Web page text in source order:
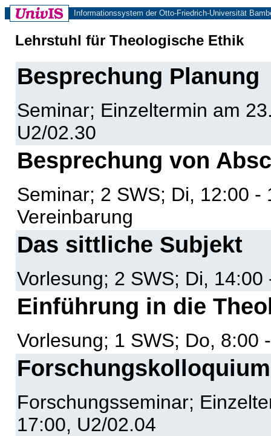
Informationssystem der Otto-Friedrich-Universität
Lehrstuhl für Theologische Ethik
Besprechung Planung
Seminar; Einzeltermin am
U2/02.30
Besprechung von
Seminar; 2 SWS; Di, 12:00
Vereinbarung
Das sittliche Subjekt
Vorlesung; 2 SWS; Di,
Einführung in die
Vorlesung; 1 SWS; Do, 8:00
Forschungskolloquium
Forschungsseminar;
17:00, U2/02.04